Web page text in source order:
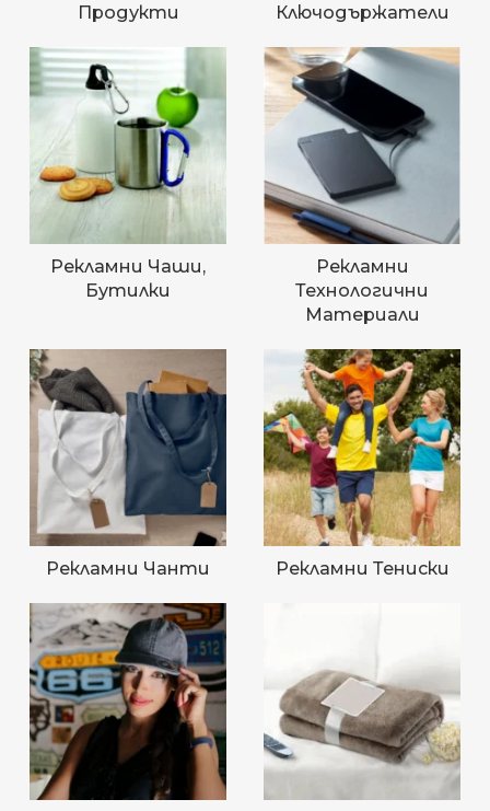
Продукти
Ключодържатели
Рекламни Чаши,
Бутилки
Рекламни
Технологични
Материали
Рекламни Чанти Рекламни Тениски